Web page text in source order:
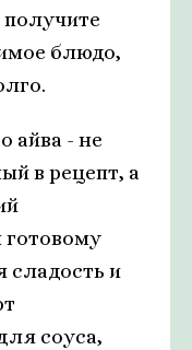
получите
блюдо,
айва - не
в рецепт, а
готовому
сладость и
соуса,